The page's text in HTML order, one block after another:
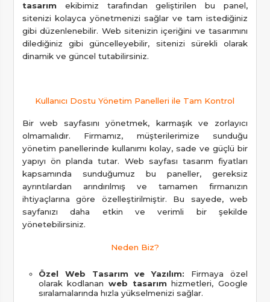
tasarımekibimiz tarafından geliştirilen bu panel,
sitenizi kolayca yönetmenizi sağlar ve tam istediğiniz
gibi düzenlenebilir. Web sitenizin içeriğini ve tasarımını
dilediğiniz gibi güncelleyebilir, sitenizi sürekli olarak
dinamik ve güncel tutabilirsiniz.
Kullanıcı Dostu Yönetim Panelleri ile Tam Kontrol
Bir web sayfasını yönetmek, karmaşık ve zorlayıcı
olmamalıdır. Firmamız, müşterilerimize sunduğu
yönetim panellerinde kullanımı kolay, sade ve güçlü bir
yapıyı ön planda tutar. Web sayfası tasarım fiyatları
kapsamında sunduğumuz bu paneller, gereksiz
ayrıntılardan arındırılmış ve tamamen firmanızın
ihtiyaçlarına göre özelleştirilmiştir. Bu sayede, web
sayfanızı daha etkin ve verimli bir şekilde
yönetebilirsiniz.
Neden Biz?
Özel Web Tasarım ve Yazılım: Firmaya özel
olarak kodlananweb tasarımhizmetleri, Google
sıralamalarında hızla yükselmenizi sağlar.